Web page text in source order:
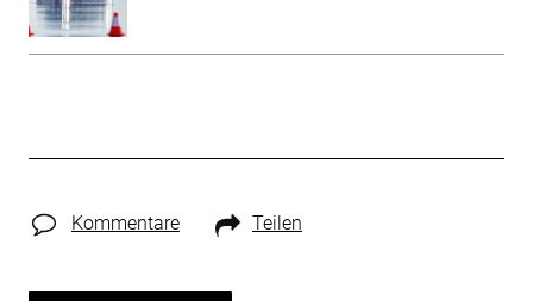
Kommentare Teilen